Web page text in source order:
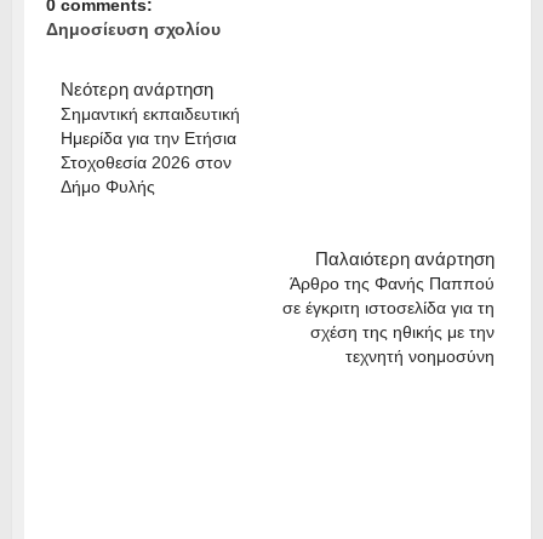
0 comments:
Δημοσίευση σχολίου
Νεότερη ανάρτηση
Σημαντική εκπαιδευτική
Ημερίδα για την Ετήσια
Στοχοθεσία 2026 στον
Δήμο Φυλής
Παλαιότερη ανάρτηση
Άρθρο της Φανής Παππού
σε έγκριτη ιστοσελίδα για τη
σχέση της ηθικής με την
τεχνητή νοημοσύνη